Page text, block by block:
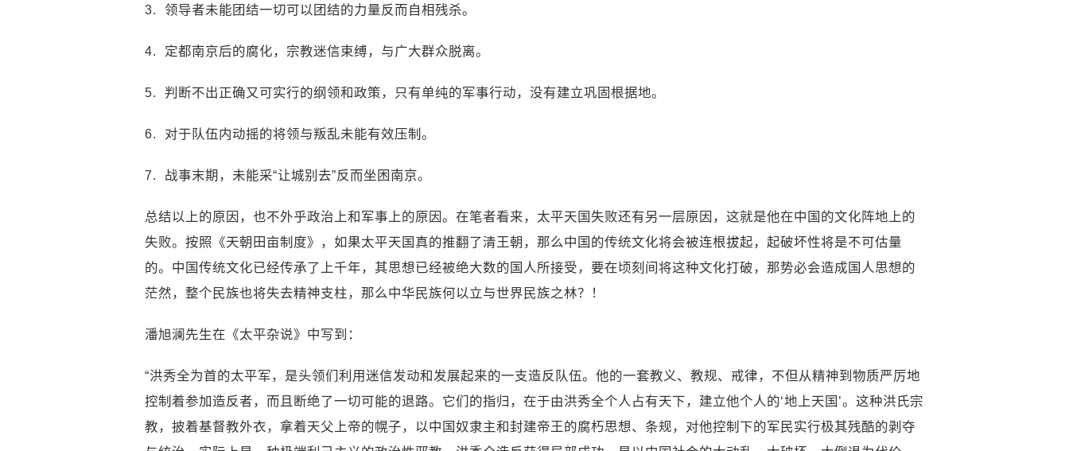
3. 领导者未能团结一切可以团结的力量反而自相残杀。
4. 定都南京后的腐化，宗教迷信束缚，与广大群众脱离。
5. 判断不出正确又可实行的纲领和政策，只有单纯的军事行动，没有建立巩固根据地。
6. 对于队伍内动摇的将领与叛乱未能有效压制。
7. 战事末期，未能采“让城别去”反而坐困南京。
总结以上的原因，也不外乎政治上和军事上的原因。在笔者看来，太平天国失败还有另一层原因，这就是他在中国的文化阵地上的
失败。按照《天朝田亩制度》，如果太平天国真的推翻了清王朝，那么中国的传统文化将会被连根拔起，起破坏性将是不可估量
的。中国传统文化已经传承了上千年，其思想已经被绝大数的国人所接受，要在顷刻间将这种文化打破，那势必会造成国人思想的
茫然，整个民族也将失去精神支柱，那么中华民族何以立与世界民族之林？！
潘旭澜先生在《太平杂说》中写到：
“洪秀全为首的太平军，是头领们利用迷信发动和发展起来的一支造反队伍。他的一套教义、教规、戒律，不但从精神到物质严厉地
控制着参加造反者，而且断绝了一切可能的退路。它们的指归，在于由洪秀全个人占有天下，建立他个人的‘地上天国’。这种洪氏宗
教，披着基督教外衣，拿着天父上帝的幌子，以中国奴隶主和封建帝王的腐朽思想、条规，对他控制下的军民实行极其残酷的剥夺